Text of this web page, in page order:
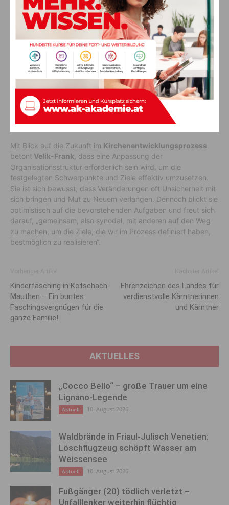
und Seelsorgerin, die in zahlreichen Bereichen der Kirche tätig
war, bringt sie umfangreiche Fachkenntnisse mit. Der Bischof
drückt sein volles Vertrauen in sie aus: „Ich bin überzeugt,
dass sie den synodalen Entwicklungsprozess weiterhin
erfolgreich vorantreiben und im Sinne von Papst Franziskus
sowie der Bischofssynode fortführen wird, um die Kirche in
Kärnten zukunftsfähig zu gestalten.“
Die nächsten Schritte im
Kirchenentwicklungsprozess
Mit Blick auf die Zukunft im Kirchenentwicklungsprozess
betont Velik-Frank , dass eine Anpassung der
Organisationsstruktur erforderlich sein wird, um die
festgelegten Schwerpunkte und Ziele effektiv umzusetzen.
Sie ist sich bewusst, dass Veränderungen oft Unsicherheit mit
sich bringen und Mut zu Neuem verlangen. Dennoch blickt sie
optimistisch auf die bevorstehenden Aufgaben und freut sich
darauf, „gemeinsam, also synodal, mit anderen auf den Weg
zu machen, um die Ziele, die wir im Prozess definiert haben,
bestmöglich zu realisieren“.
Kinderfasching in Kötschach-
Mauthen – Ein buntes
Faschingsvergnügen für die
ganze Familie!
Ehrenzeichen des Landes für
verdienstvolle Kärntnerinnen
und Kärntner
AKTUELLES
„Cocco Bello“ – große Trauer um eine
Lignano-Legende
Aktuell 10. August 2026
Waldbrände in Friaul-Julisch Venetien:
Löschflugzeug schöpft Wasser am
Weissensee
Aktuell 10. August 2026
Fußgänger (20) tödlich verletzt –
Unfalllenker weiterhin flüchtig